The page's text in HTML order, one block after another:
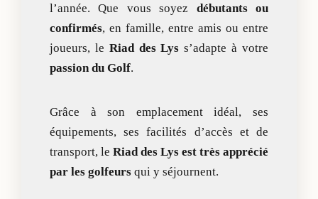
l’année. Que vous soyez débutants ou
confirmés, en famille, entre amis ou entre
joueurs, le Riad des Lys s’adapte à votre
passion du Golf.
Grâce à son emplacement idéal, ses
équipements, ses facilités d’accès et de
transport, le Riad des Lys est très apprécié
par les golfeurs qui y séjournent.